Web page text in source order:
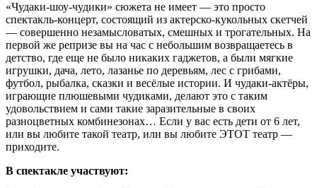
«Чудаки-шоу-чудики» сюжета не имеет — это просто
спектакль-концерт, состоящий из актерско-кукольных скетчей
— совершенно незамысловатых, смешных и трогательных. На
первой же репризе вы на час с небольшим возвращаетесь в
детство, где еще не было никаких гаджетов, а были мягкие
игрушки, дача, лето, лазанье по деревьям, лес с грибами,
футбол, рыбалка, сказки и весёлые истории. И чудаки-актёры,
играющие плюшевыми чудиками, делают это с таким
удовольствием и сами такие заразительные в своих
разноцветных комбинезонах… Если у вас есть дети от 6 лет,
или вы любите такой театр, или вы любите ЭТОТ театр —
приходите.
В спектакле участвуют: